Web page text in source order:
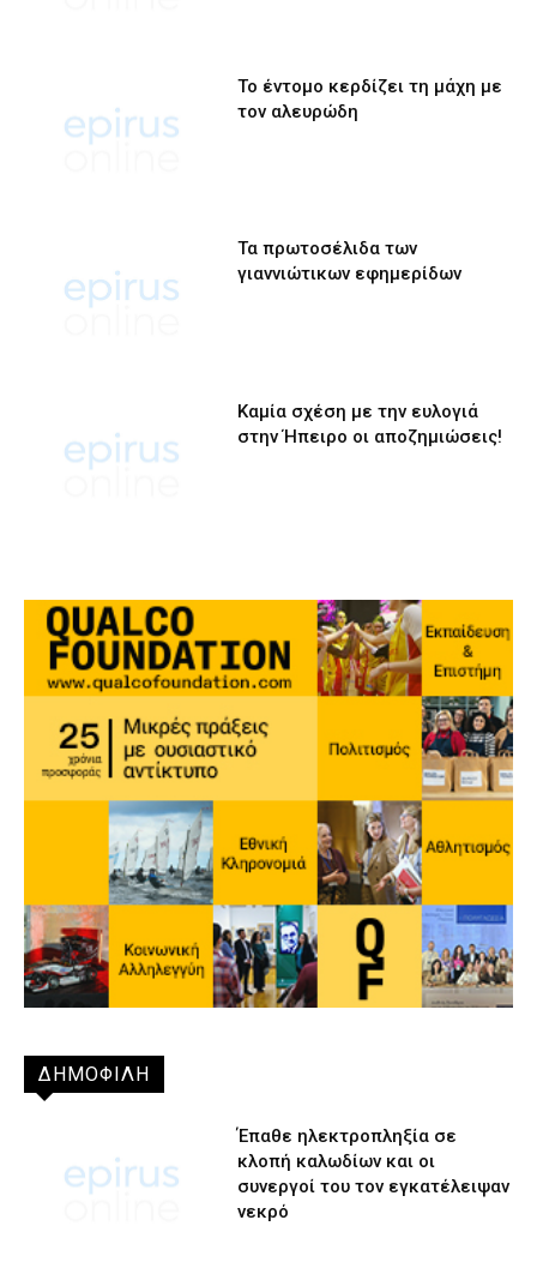
Το έντομο κερδίζει τη μάχη με
τον αλευρώδη
Τα πρωτοσέλιδα των
γιαννιώτικων εφημερίδων
Καμία σχέση με την ευλογιά
στην Ήπειρο οι αποζημιώσεις!
ΔΗΜΟΦΙΛΗ
Έπαθε ηλεκτροπληξία σε
κλοπή καλωδίων και οι
συνεργοί του τον εγκατέλειψαν
νεκρό